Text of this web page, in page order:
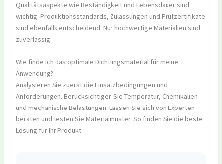
Qualitätsaspekte wie Beständigkeit und Lebensdauer sind
wichtig. Produktionsstandards, Zulassungen und Prüfzertifikate
sind ebenfalls entscheidend. Nur hochwertige Materialien sind
zuverlässig.
Wie finde ich das optimale Dichtungsmaterial für meine
Anwendung?
Analysieren Sie zuerst die Einsatzbedingungen und
Anforderungen. Berücksichtigen Sie Temperatur, Chemikalien
und mechanische Belastungen. Lassen Sie sich von Experten
beraten und testen Sie Materialmuster. So finden Sie die beste
Lösung für Ihr Produkt.